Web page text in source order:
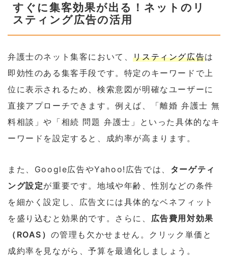
すぐに集客効果が出る！ネットのリ
スティング広告の活用
弁護士のネット集客において、リスティング広告は
即効性のある集客手段です。特定のキーワードで上
位に表示されるため、検索意図が明確なユーザーに
直接アプローチできます。例えば、「離婚 弁護士 無
料相談」や「相続 問題 弁護士」といった具体的なキ
ーワードを設定すると、成約率が高まります。
また、Google広告やYahoo!広告では、 ターゲティ
ング設定が重要です。地域や年齢、性別などの条件
を細かく設定し、広告文には具体的なベネフィット
を盛り込むと効果的です。さらに、 広告費用対効果
（ROAS） の管理も欠かせません。クリック単価と
成約率を見ながら、予算を最適化しましょう。